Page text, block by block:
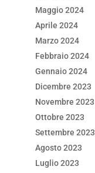
Maggio 2024
Aprile 2024
Marzo 2024
Febbraio 2024
Gennaio 2024
Dicembre 2023
Novembre 2023
Ottobre 2023
Settembre 2023
Agosto 2023
Luglio 2023